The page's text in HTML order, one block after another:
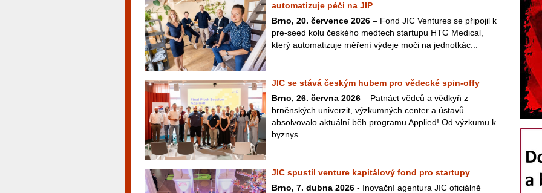
automatizuje péči na JIP
Brno, 20. července 2026 – Fond JIC Ventures se připojil k
pre-seed kolu českého medtech startupu HTG Medical,
který automatizuje měření výdeje moči na jednotkác...
JIC se stává českým hubem pro vědecké spin-offy
Brno, 26. června 2026 – Patnáct vědců a vědkyň z
brněnských univerzit, výzkumných center a ústavů
absolvovalo aktuální běh programu Applied! Od výzkumu k
byznys...
JIC spustil venture kapitálový fond pro startupy
Brno, 7. dubna 2026 - Inovační agentura JIC oficiálně